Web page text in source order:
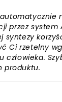
przez system
syntezy
Ci rzetelny
człowieka.
produktu.